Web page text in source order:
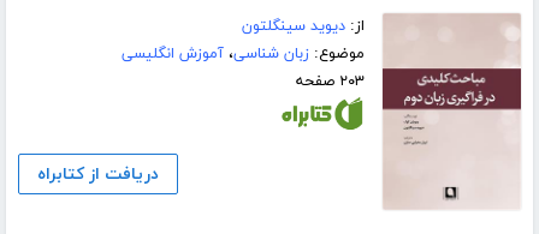
از:دیوید سینگلتون
موضوع:زبان شناسی،آموزش انگلیسی
۲۰۳ صفحه
دریافت از کتابراه